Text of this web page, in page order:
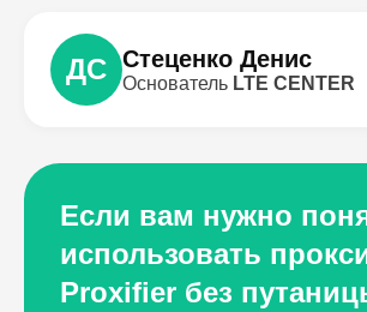
ДС Стеценко Денис
Основатель LTE CENTER
Если вам нужно
использовать
Proxifier без